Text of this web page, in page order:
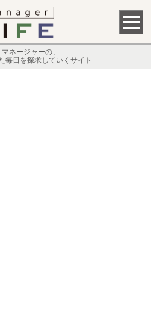
ネージャーの、
毎日を探求していくサイト